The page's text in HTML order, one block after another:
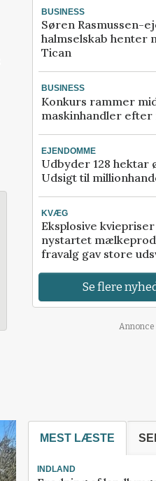
BUSINESS
Søren Rasmussen-
halmselskab henter
Tican
BUSINESS
Konkurs rammer
maskinhandler efter
EJENDOMME
Udbyder 128 hektar
Udsigt til
KVÆG
Eksplosive
nystartet
fravalg gav store
Se flere
Annonce
MEST LÆSTE
INDLAND